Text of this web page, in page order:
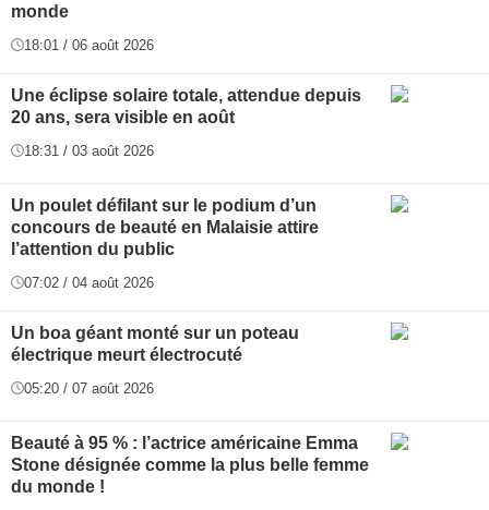
monde
18:01 / 06 août 2026
Une éclipse solaire totale, attendue depuis
20 ans, sera visible en août
18:31 / 03 août 2026
Un poulet défilant sur le podium d’un
concours de beauté en Malaisie attire
l’attention du public
07:02 / 04 août 2026
Un boa géant monté sur un poteau
électrique meurt électrocuté
05:20 / 07 août 2026
Beauté à 95 % : l’actrice américaine Emma
Stone désignée comme la plus belle femme
du monde !